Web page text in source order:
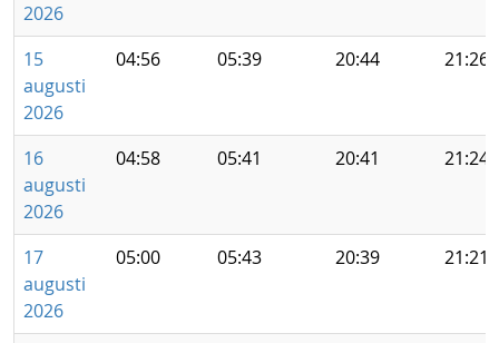
2026
15
augusti
2026
04:56 05:39 20:44 21:26
16
augusti
2026
04:58 05:41 20:41 21:24
17
augusti
2026
05:00 05:43 20:39 21:21